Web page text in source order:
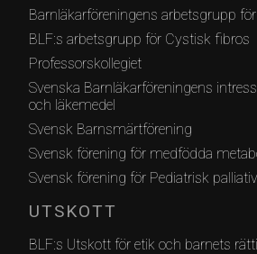
Barnläkarföreningens arbetsgrupp
BLF:s arbetsgrupp för Cystisk fibros
Professorskollegiet
Svenska Barnläkarföreningens
och läkemedel
Svensk Barnsmärtförening
Svensk förening för medfödda
Svensk förening för Pediatrisk
UTSKOTT
BLF:s Utskott för etik och barnets